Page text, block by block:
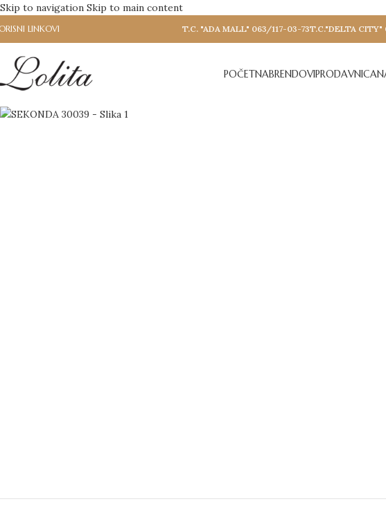
Skip to navigation Skip to main content
LINKOVI T.C. "ADA MALL" 063/117-03-73T.C."DELTA CITY"
POČETNABRENDOVIPRODAVNICA